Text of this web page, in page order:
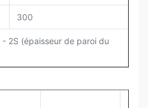
300
2S (épaisseur de paroi du